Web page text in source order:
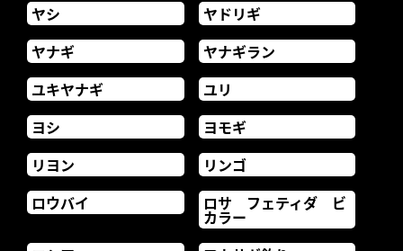
ヤシ
ヤドリギ
ヤナギ
ヤナギラン
ユキヤナギ
ユリ
ヨシ
ヨモギ
リヨン
リンゴ
ロウバイ
ロサ フェティダ ビ
カラー